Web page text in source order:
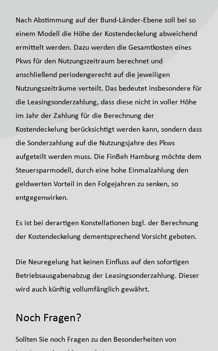
Nach Abstimmung auf der Bund-Länder-Ebene soll bei so
einem Modell die Höhe der Kostendeckelung abweichend
ermittelt werden. Dazu werden die Gesamtkosten eines
Pkws für den Nutzungszeitraum berechnet und
anschließend periodengerecht auf die jeweiligen
Nutzungszeiträume verteilt. Das bedeutet insbesondere für
die Leasingsonderzahlung, dass diese nicht in voller Höhe
im Jahr der Zahlung für die Berechnung der
Kostendeckelung berücksichtigt werden kann, sondern dass
die Sonderzahlung auf die Nutzungsjahre des Pkws
aufgeteilt werden muss. Die FinBeh Hamburg möchte dem
Steuersparmodell, durch eine hohe Einmalzahlung den
geldwerten Vorteil in den Folgejahren zu senken, so
entgegenwirken.
Es ist bei derartigen Konstellationen bzgl. der Berechnung
der Kostendeckelung dementsprechend Vorsicht geboten.
Die Neuregelung hat keinen Einfluss auf den sofortigen
Betriebsausgabenabzug der Leasingsonderzahlung. Dieser
wird auch künftig vollumfänglich gewährt.
Noch Fragen?
Sollten Sie noch Fragen zu den Besonderheiten von